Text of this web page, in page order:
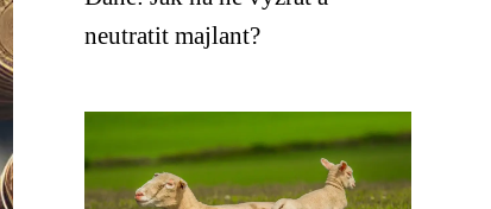
neutratit majlant?